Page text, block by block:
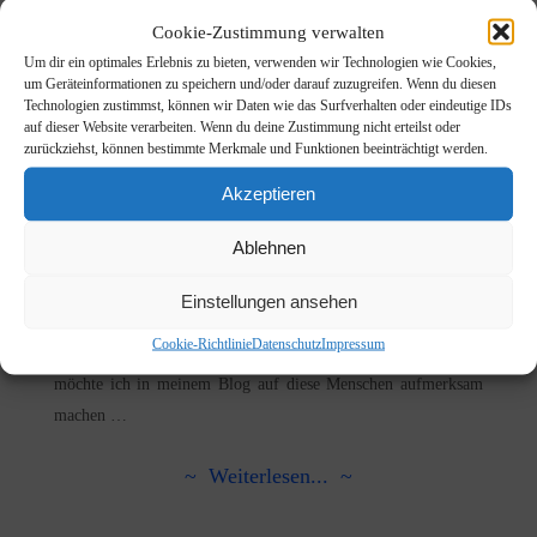
Cookie-Zustimmung verwalten
Um dir ein optimales Erlebnis zu bieten, verwenden wir Technologien wie Cookies,
um Geräteinformationen zu speichern und/oder darauf zuzugreifen. Wenn du diesen
Technologien zustimmst, können wir Daten wie das Surfverhalten oder eindeutige IDs
auf dieser Website verarbeiten. Wenn du deine Zustimmung nicht erteilst oder
zurückziehst, können bestimmte Merkmale und Funktionen beeinträchtigt werden.
Akzeptieren
Ablehnen
Einstellungen ansehen
Cookie-RichtlinieDatenschutzImpressum
Geschenkideen
nun der ein- oder andere schon Gedanken, womit man seinen
Ideen einfach schöner, reicher und glücklicher machen. Darum
möchte ich in meinem Blog auf diese Menschen aufmerksam
machen …
~ Weiterlesen... ~